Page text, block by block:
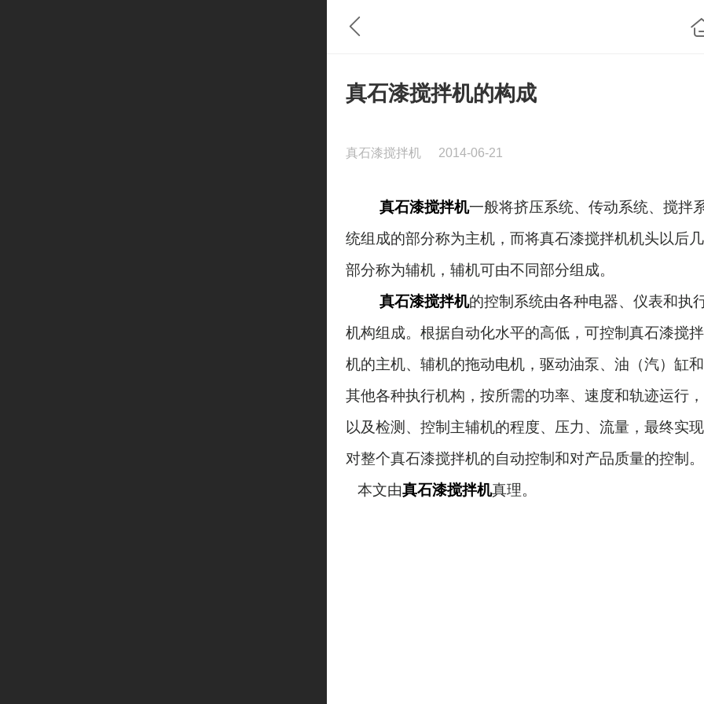
真石漆搅拌机的构成
真石漆搅拌机 2014-06-21
真石漆搅拌机一般将挤压系统、传动系统、搅拌
统组成的部分称为主机，而将真石漆搅拌机机头以后几
部分称为辅机，辅机可由不同部分组成。
真石漆搅拌机的控制系统由各种电器、仪表和执
机构组成。根据自动化水平的高低，可控制真石漆搅拌
机的主机、辅机的拖动电机，驱动油泵、油（汽）缸和
其他各种执行机构，按所需的功率、速度和轨迹运行，
以及检测、控制主辅机的程度、压力、流量，最终实现
对整个真石漆搅拌机的自动控制和对产品质量的控制。
本文由真石漆搅拌机真理。